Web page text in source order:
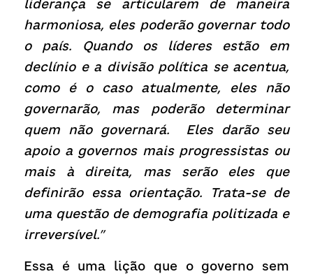
liderança se articularem de maneira
harmoniosa, eles poderão governar todo
o país. Quando os líderes estão em
declínio e a divisão política se acentua,
como é o caso atualmente, eles não
governarão, mas poderão determinar
quem não governará.  Eles darão seu
apoio a governos mais progressistas ou
mais à direita, mas serão eles que
definirão essa orientação. Trata-se de
uma questão de demografia politizada e
irreversível.”
Essa é uma lição que o governo sem